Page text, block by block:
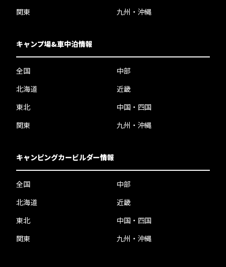
関東
九州・沖縄
キャンプ場&車中泊情報
全国
北海道
東北
関東
中部
近畿
中国・四国
九州・沖縄
キャンピングカービルダー情報
全国
北海道
東北
関東
中部
近畿
中国・四国
九州・沖縄